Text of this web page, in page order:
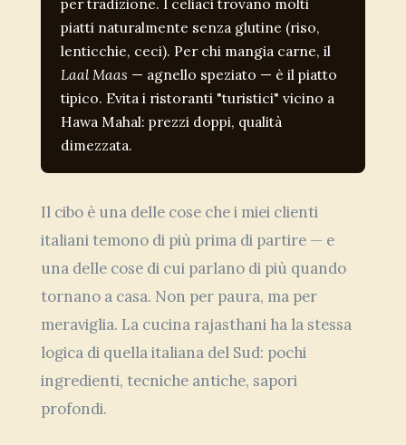
piatti naturalmente senza glutine (riso,
lenticchie, ceci). Per chi mangia carne, il
Laal Maas — agnello speziato — è il piatto
tipico. Evita i ristoranti "turistici" vicino a
Hawa Mahal: prezzi doppi, qualità
dimezzata.
Il cibo è una delle cose che i miei clienti
italiani temono di più prima di partire — e
una delle cose di cui parlano di più quando
tornano a casa. Non per paura, ma per
meraviglia. La cucina rajasthani ha la stessa
logica di quella italiana del Sud: pochi
ingredienti, tecniche antiche, sapori
profondi.